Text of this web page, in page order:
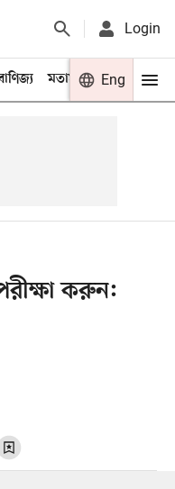
Login
মতামত খেলা
Eng
করুন: